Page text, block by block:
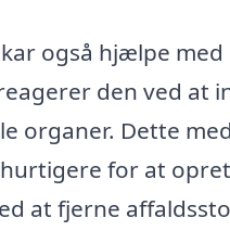
også hjælpe
den ved at
organer. Dette
for at
at fjerne